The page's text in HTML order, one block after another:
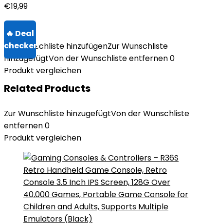
€19,99
Zur Wunschliste hinzufügenZur Wunschliste
hinzugefügtVon der Wunschliste entfernen0
Produkt vergleichen
Related Products
Zur Wunschliste hinzugefügtVon der Wunschliste
entfernen0
Produkt vergleichen